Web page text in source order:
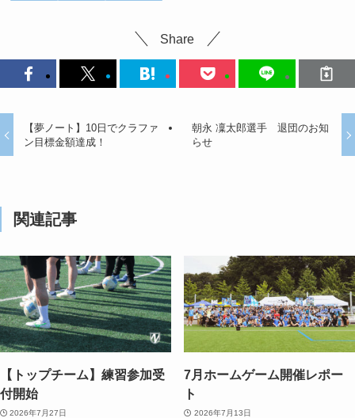
Share
【夢ノート】10日でクラファ
ン目標金額達成！
朝永 凜太郎選手 退団のお知
らせ
関連記事
【トップチーム】練習参加受
付開始
2026年7月27日
7月ホームゲーム開催レポー
ト
2026年7月13日